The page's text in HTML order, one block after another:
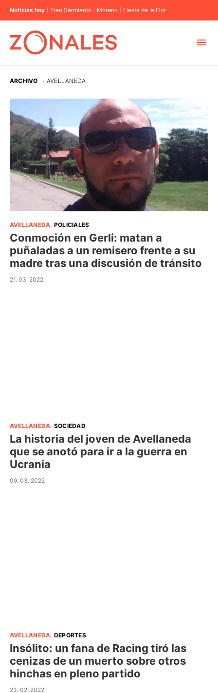
Noticias hoy Tren Sarmiento Moreno Fiesta de la Flor
CABA
BUENOS AIRES
PROVINCIAS
ELECCIONES 2023
ARCHIVO · AVELLANEDA
AVELLANEDA. POLICIALES
Conmoción en Gerli: matan a
puñaladas a un remisero frente a su
madre tras una discusión de tránsito
21. 03. 2022
AVELLANEDA. SOCIEDAD
La historia del joven de Avellaneda
que se anotó para ir a la guerra en
Ucrania
09. 03. 2022
AVELLANEDA. DEPORTES
Insólito: un fana de Racing tiró las
cenizas de un muerto sobre otros
hinchas en pleno partido
23. 02. 2022